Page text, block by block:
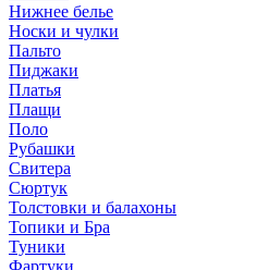
Нижнее белье
Носки и чулки
Пальто
Пиджаки
Платья
Плащи
Поло
Рубашки
Свитера
Сюртук
Толстовки и балахоны
Топики и Бра
Туники
Фартуки